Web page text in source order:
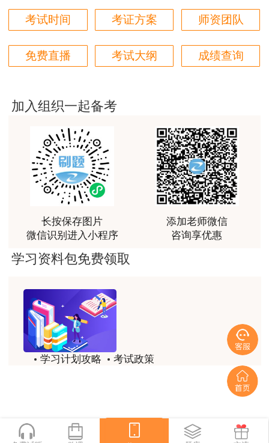
通知原文来源于山东省工程咨询协会，附件请
至官方网站下载。
用户m5****88
全网咨询考试讲课最好的老师，我们同事好几个都是
听他的课过的！
客户回复迅速，热心解答，购买体验很不错。
用户m2****88
讲得好
用户m0****66
林老师讲得非常好！
非常好的开学破冰讲义！认真对待，无限可能!
用户c2****r6
用户m1****88
冲着林轩老师过来买的课程，没时间学，就看了冲刺
和重点资料稳稳过
用户m0****66
林轩老师大神，听老师一遍课胜过自学十遍书！
考试时间 考证方案 师资团队
免费直播 考试大纲 成绩查询
加入组织一起备考
长按保存图片
微信识别进入小程序
添加老师微信
咨询享优惠
学习资料包免费领取
学习计划攻略
考试政策